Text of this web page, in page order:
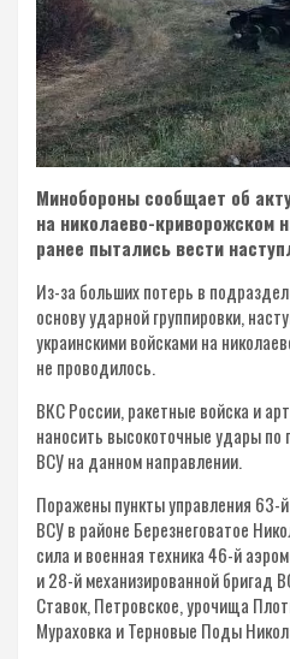
Минобороны сообщает об
на николаево-криворожском
ранее пытались вести
Из-за больших потерь в
основу ударной группировки,
украинскими войсками на
не проводилось.
ВКС России, ракетные войска и
наносить высокоточные удары
ВСУ на данном направлении.
Поражены пункты управления 63-
ВСУ в районе Березнеговатое
сила и военная техника 46-й
и 28-й механизированной бригад
Ставок, Петровское, урочища
Мураховка и Терновые Поды